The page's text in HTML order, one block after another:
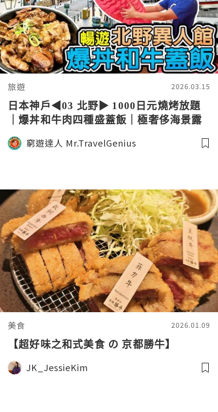
旅遊 2026.03.15
日本神戶◀︎03 北野▶︎ 1000日元燒烤放題
｜爆丼和牛肉四種盛蓋飯｜極奢侈海景露
台房 美利堅酒店｜神戶西洋北野異人館｜
Kobe Travel 窮遊達人4K 中字 English
窮遊達人 Mr.TravelGenius
美食 2026.01.09
【超好味之和式美食 の 京都勝牛】
JK_JessieKim